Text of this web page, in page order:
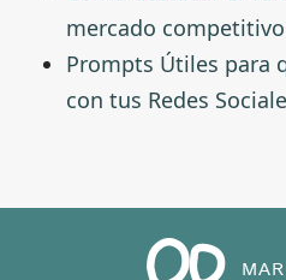
mercado competitivo
Prompts Útiles para
con tus Redes